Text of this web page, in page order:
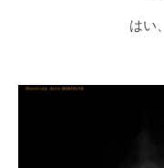
はい